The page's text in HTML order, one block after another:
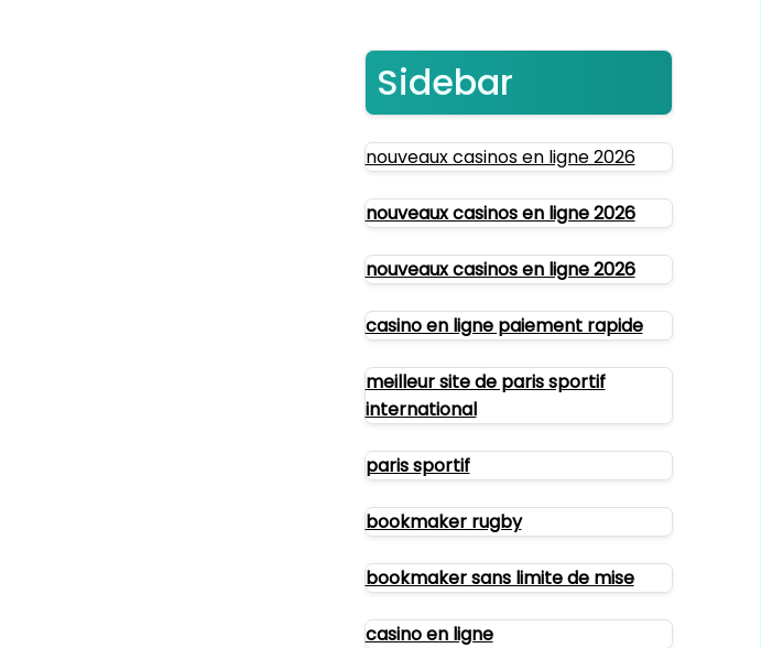
Sidebar
nouveaux casinos en ligne 2026
nouveaux casinos en ligne 2026
nouveaux casinos en ligne 2026
casino en ligne paiement rapide
meilleur site de paris sportif
international
paris sportif
bookmaker rugby
bookmaker sans limite de mise
casino en ligne